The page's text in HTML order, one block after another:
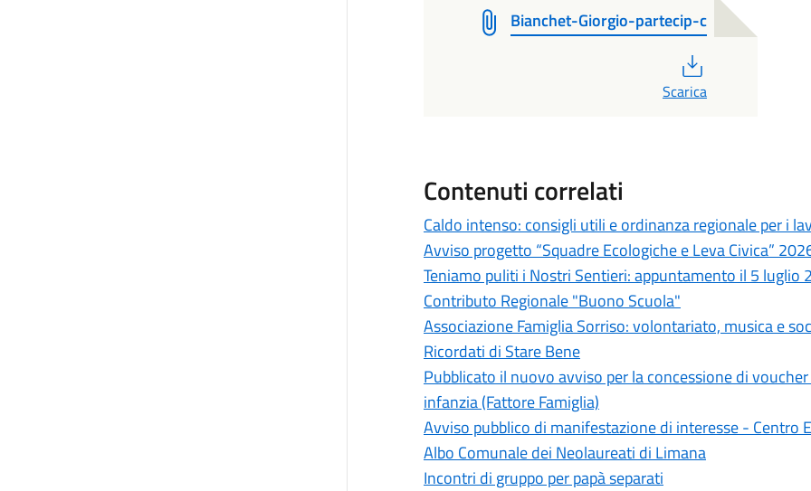
Bianchet-Giorgio-partecip-c
Scarica
Contenuti correlati
Caldo intenso: consigli utili e ordinanza regionale per i
Avviso progetto “Squadre Ecologiche e Leva Civica”
Teniamo puliti i Nostri Sentieri: appuntamento il 5 luglio
Contributo Regionale "Buono Scuola"
Associazione Famiglia Sorriso: volontariato, musica e
Ricordati di Stare Bene
Pubblicato il nuovo avviso per la concessione di
infanzia (Fattore Famiglia)
Avviso pubblico di manifestazione di interesse - Centro
Albo Comunale dei Neolaureati di Limana
Incontri di gruppo per papà separati